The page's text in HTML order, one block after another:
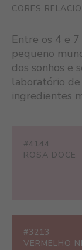
CORES
Entre os 4 e
pequeno
dos sonhos e
laboratório de
ingredientes
#4144
ROSA DOCE
#3213
VERMELHO